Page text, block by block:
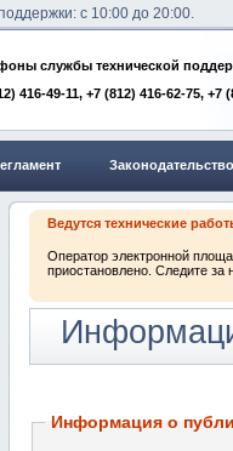
с 10:00 до 20:00.
службы технической
416-49-11, +7 (812) 416-62-75, +7
Законодательство
Ведутся технические
Оператор электронной
приостановлено. Следите за
Информация о